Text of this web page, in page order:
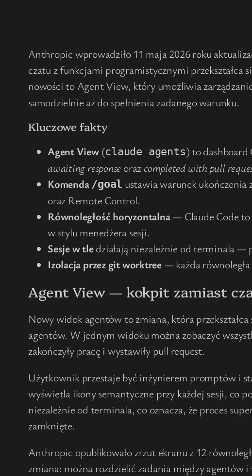
Anthropic wprowadziło 11 maja 2026 roku
czatu z funkcjami programistycznymi
nowości to Agent View, który umożliwia
samodzielnie aż do spełnienia zadanego warunku.
Kluczowe fakty
Agent View(claude agents) to dashboard
awaiting response orazcompleted with pull
Komenda /goal ustawia warunek
oraz Remote Control.
Równoległość horyzontalna— Claude Code to
w stylu menedżera sesji.
Sesje w tledziałają niezależnie od terminala —
Izolacja przez git worktree — każda
Agent View — kokpit zamiast
Nowy widok agentów to zmiana, która
agentów. W jednym widoku można zobaczyć
zakończyły pracę i wystawiły pull request.
Użytkownik przestaje być inżynierem promptów i
wyświetla ikony semantyczne przy każdej sesji, co
niezależnie od terminala, co oznacza, że proces
zamknięte.
Anthropic opublikowało zrzut ekranu z 12
zmiana: można rozdzielić zadania między agentów